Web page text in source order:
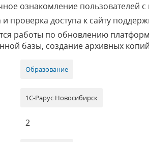
ознакомление
проверка доступа к сайту
работы по обновлению
базы, создание архивных
Образование
1С-Рарус Новосибирск
2